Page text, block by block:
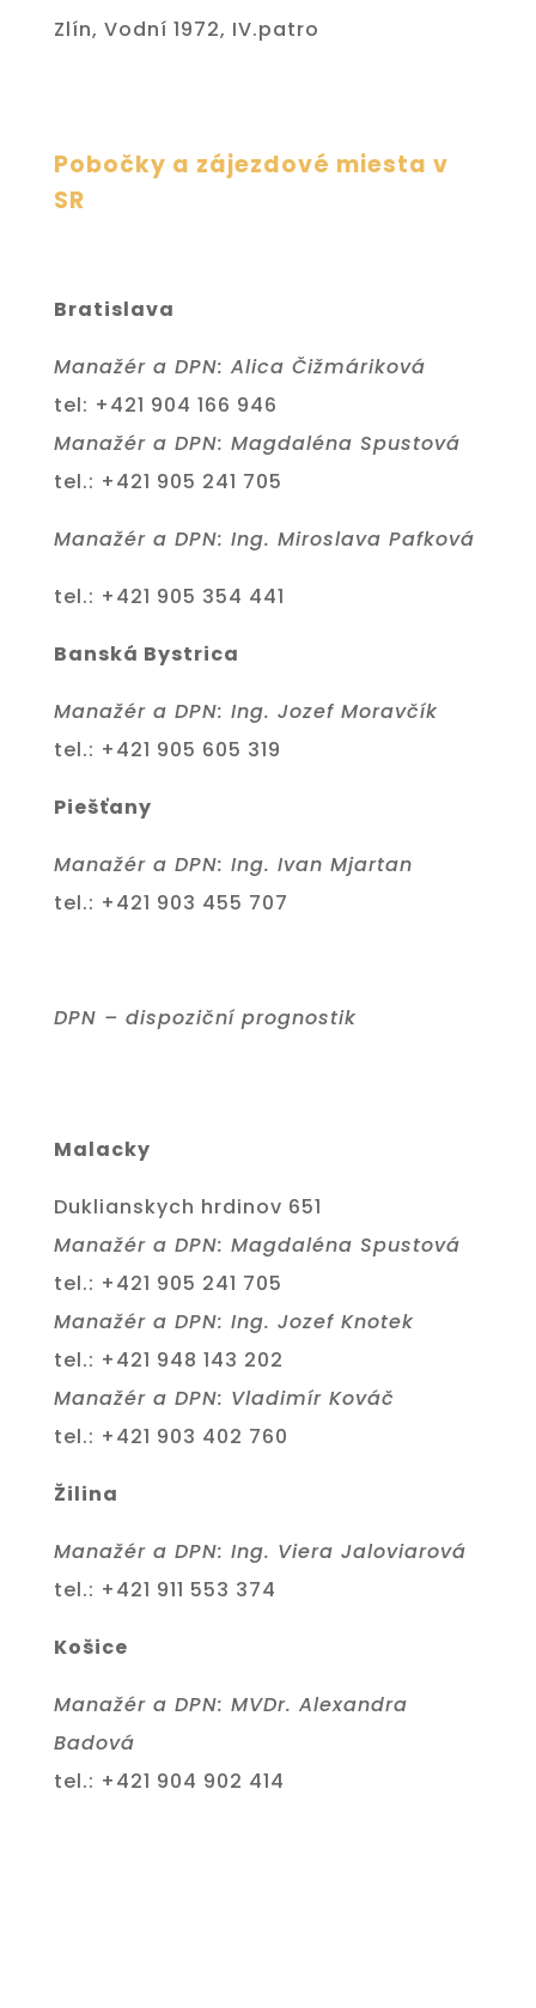
Zlín, Vodní 1972, IV.patro
Pobočky a zájezdové miesta v
SR
Bratislava
Manažér a DPN: Alica Čižmáriková
tel: +421 904 166 946
Manažér a DPN: Magdaléna Spustová
tel.: +421 905 241 705
Manažér a DPN: Ing. Miroslava Pafková
tel.: +421 905 354 441
Banská Bystrica
Manažér a DPN: Ing. Jozef Moravčík
tel.: +421 905 605 319
Piešťany
Manažér a DPN: Ing. Ivan Mjartan
tel.: +421 903 455 707
DPN – dispoziční prognostik
Malacky
Duklianskych hrdinov 651
Manažér a DPN: Magdaléna Spustová
tel.: +421 905 241 705
Manažér a DPN: Ing. Jozef Knotek
tel.: +421 948 143 202
Manažér a DPN: Vladimír Kováč
tel.: +421 903 402 760
Žilina
Manažér a DPN: Ing. Viera Jaloviarová
tel.: +421 911 553 374
Košice
Manažér a DPN: MVDr. Alexandra
Badová
tel.: +421 904 902 414